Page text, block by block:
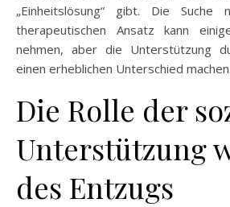
„Einheitslösung“ gibt. Die Suche
therapeutischen Ansatz kann
nehmen, aber die Unterstützung
einen erheblichen Unterschied machen.
Die Rolle der
Unterstützung
des Entzugs